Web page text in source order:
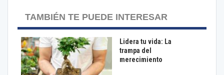
TAMBIÉN TE PUEDE INTERESAR
Lidera tu vida: La
trampa del
merecimiento